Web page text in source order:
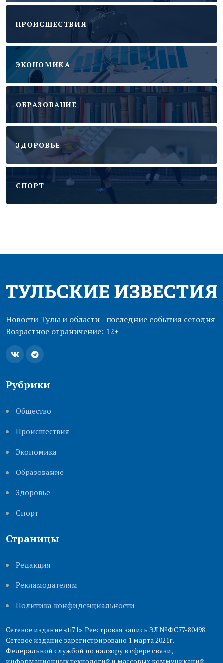
ПРОИСШЕСТВИЯ
ЭКОНОМИКА
ОБРАЗОВАНИЕ
ЗДОРОВЬЕ
CПОРТ
Новости Тулы и области - последние события сегодня
Возрастное ограничение: 12+
Рубрики
Общество
Происшествия
Экономика
Образование
Здоровье
Cпорт
Страницы
Редакция
Рекламодателям
Политика конфиденциальности
Сетевое издание «ti71». Реестровая запись ЭЛ №ФС77-80498.
Сетевое издание зарегистрировано 1 марта 2021г.
Федеральной службой по надзору в сфере связи,
информационных технологий и массовых коммуникаций.